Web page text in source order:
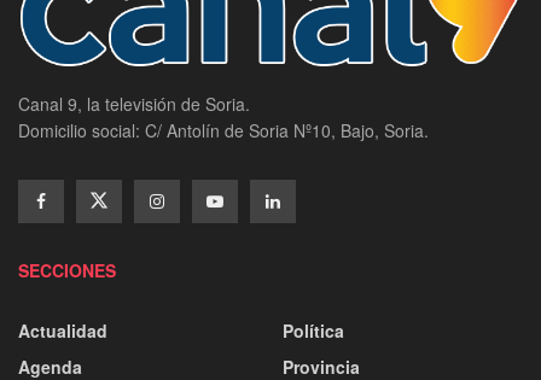
Canal 9, la televisión de Soria.
Domicilio social: C/ Antolín de Soria Nº10, Bajo, Soria.
SECCIONES
Actualidad
Agenda
Política
Provincia